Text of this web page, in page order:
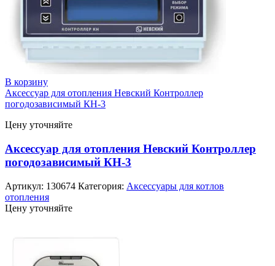
В корзину
Аксессуар для отопления Невский Контроллер
погодозависимый КН-3
Цену уточняйте
Аксессуар для отопления Невский Контроллер
погодозависимый КН-3
Артикул: 130674 Категория: Аксессуары для котлов
отопления
Цену уточняйте